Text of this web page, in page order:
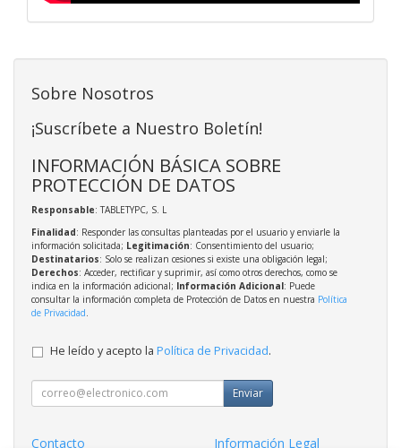
Sobre Nosotros
¡Suscríbete a Nuestro Boletín!
INFORMACIÓN BÁSICA SOBRE
PROTECCIÓN DE DATOS
Responsable: TABLETYPC, S. L
Finalidad: Responder las consultas planteadas por el usuario y enviarle la
información solicitada; Legitimación: Consentimiento del usuario;
Destinatarios: Solo se realizan cesiones si existe una obligación legal;
Derechos: Acceder, rectificar y suprimir, así como otros derechos, como se
indica en la información adicional; Información Adicional: Puede
consultar la información completa de Protección de Datos en nuestra Política
de Privacidad.
He leído y acepto la Política de Privacidad.
Enviar
Contacto Información Legal